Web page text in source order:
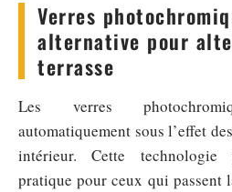
Verres
alternative pour
terrasse
Les verres
automatiquement sous l’effet
intérieur. Cette technologie
pratique pour ceux qui passent